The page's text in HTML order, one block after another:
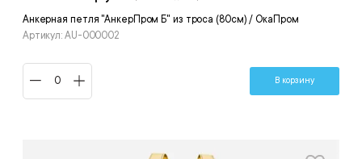
Анкерная петля "АнкерПром Б" из троса (80см) / ОкаПром
Артикул: AU-000002
В корзину